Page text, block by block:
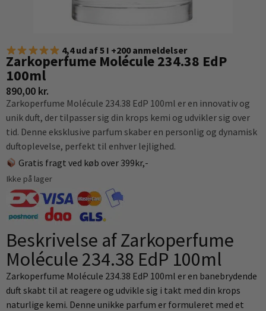
4,4 ud af 5 I +200 anmeldelser
Zarkoperfume Molécule 234.38 EdP
100ml
890,00 kr.
Zarkoperfume Molécule 234.38 EdP 100ml er en innovativ og
unik duft, der tilpasser sig din krops kemi og udvikler sig over
tid. Denne eksklusive parfum skaber en personlig og dynamisk
duftoplevelse, perfekt til enhver lejlighed.
Gratis fragt ved køb over 399kr,-
Ikke på lager
Beskrivelse af Zarkoperfume
Molécule 234.38 EdP 100ml
Zarkoperfume Molécule 234.38 EdP 100ml er en banebrydende
duft skabt til at reagere og udvikle sig i takt med din krops
naturlige kemi. Denne unikke parfum er formuleret med et